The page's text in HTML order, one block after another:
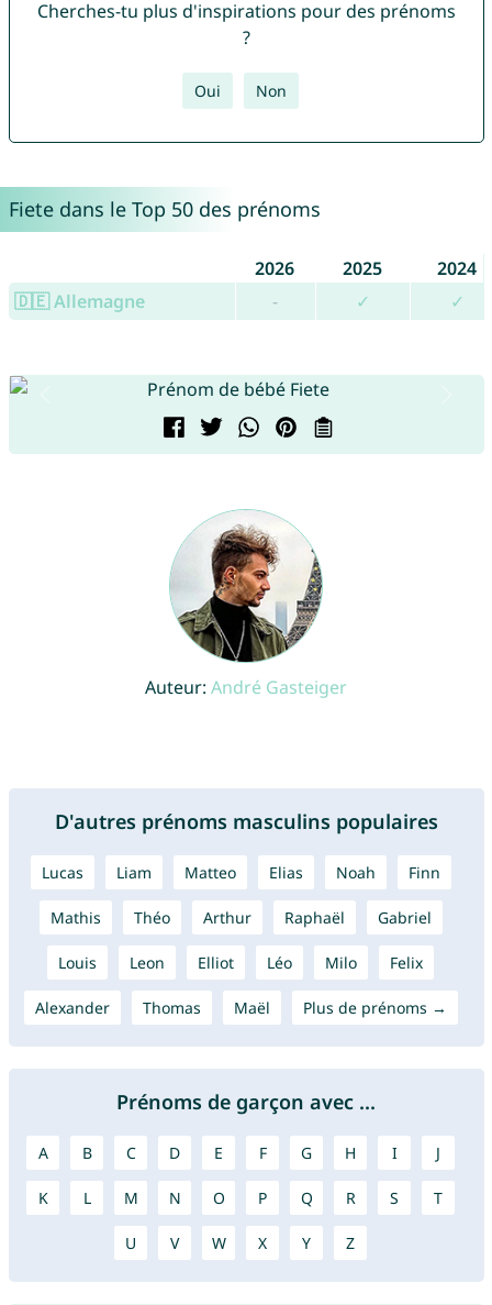
Cherches-tu plus d'inspirations pour des prénoms
?
Oui Non
Fiete dans le Top 50 des prénoms
2026 2025
2024
🇩🇪 Allemagne
- ✓ ✓
Auteur: André Gasteiger
D'autres prénoms masculins populaires
Lucas Liam Matteo Elias Noah Finn
Mathis Théo Arthur Raphaël Gabriel
Louis Leon Elliot Léo Milo Felix
Alexander Thomas Maël Plus de prénoms →
Prénoms de garçon avec ...
A B C D E F G H I J
K L M N O P Q R S T
U V W X Y Z